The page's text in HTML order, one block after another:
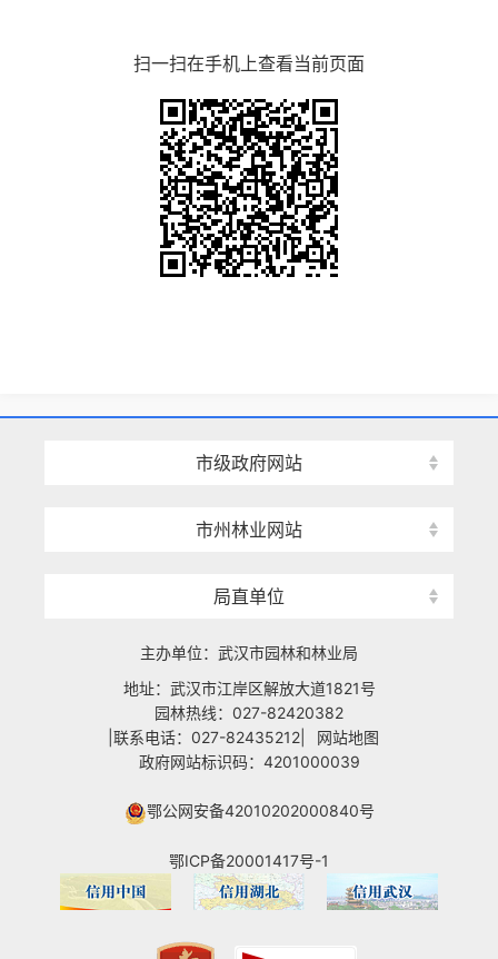
扫一扫在手机上查看当前页面
市级政府网站
市州林业网站
局直单位
主办单位：武汉市园林和林业局
地址：武汉市江岸区解放大道1821号
园林热线：027-82420382
|联系电话：027-82435212|
网站地图
政府网站标识码：4201000039
鄂公网安备42010202000840号
鄂ICP备20001417号-1